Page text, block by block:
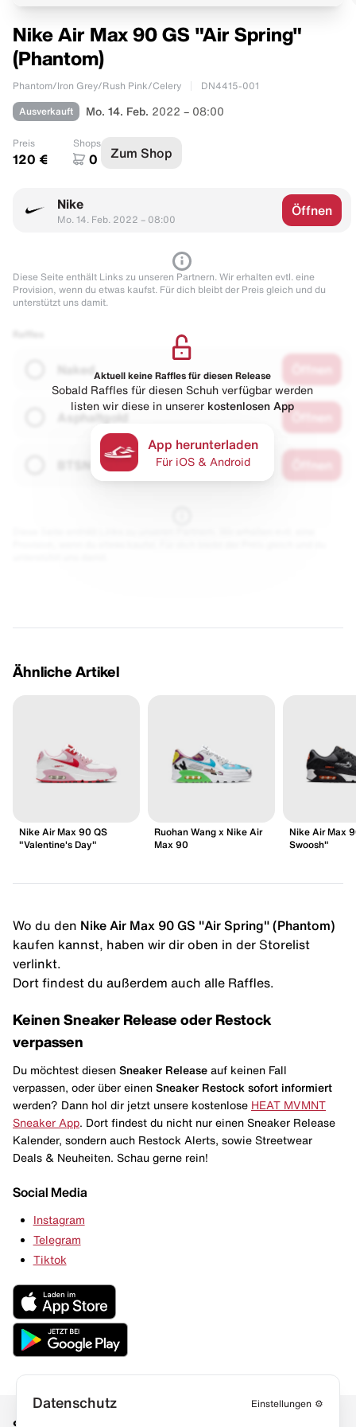
Nike Air Max 90 GS "Air Spring"
(Phantom)
Phantom/Iron Grey/Rush Pink/Celery DN4415-001
Ausverkauft Mo. 14. Feb. 2022 – 08:00
Preis
120 €
Shops
0 Zum Shop
Nike
Mo. 14. Feb. 2022 – 08:00
Öffnen
Diese Seite enthält Links zu unseren Partnern. Wir erhalten evtl. eine
Provision, wenn du etwas kaufst. Für dich bleibt der Preis gleich und du
unterstützt uns damit.
Naked
Asphaltgold
Aktuell keine Raffles für diesen Release
Sobald Raffles für diesen Schuh verfügbar werden
listen wir diese in unserer kostenlosen App
App herunterladen
Für iOS & Android
Ähnliche Artikel
Nike Air Max 90 QS
"Valentine's Day"
Ruohan Wang x Nike Air
Max 90
Nike Air Max
Swoosh"
Wo du den Nike Air Max 90 GS "Air Spring" (Phantom)
kaufen kannst, haben wir dir oben in der Storelist
verlinkt.
Dort findest du außerdem auch alle Raffles.
Keinen Sneaker Release oder Restock
verpassen
Du möchtest diesen Sneaker Release auf keinen Fall
verpassen, oder über einen Sneaker Restock sofort informiert
werden? Dann hol dir jetzt unsere kostenlose HEAT MVMNT
Sneaker App . Dort findest du nicht nur einen Sneaker Release
Kalender, sondern auch Restock Alerts, sowie Streetwear
Deals & Neuheiten. Schau gerne rein!
Social Media
Instagram
Telegram
Tiktok
Datenschutz Einstellungen ⚙️